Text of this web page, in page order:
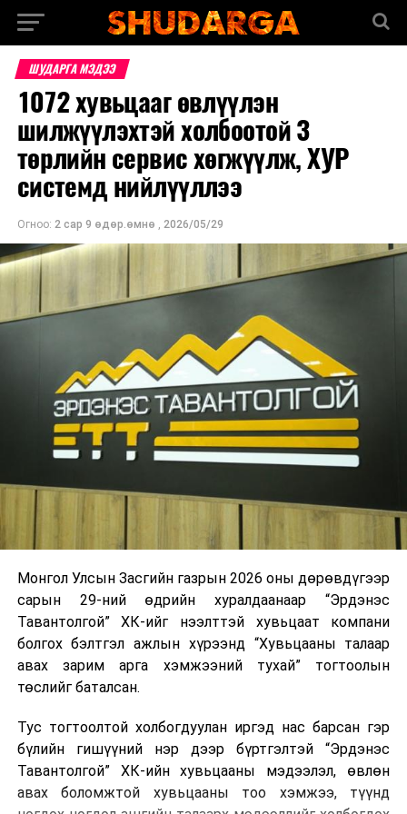
ШУДАРГА МЭДЭЭ
1072 хувьцааг өвлүүлэн
шилжүүлэхтэй холбоотой 3
төрлийн сервис хөгжүүлж, ХУР
системд нийлүүллээ
Огноо: 2 сар 9 өдөр.өмнө , 2026/05/29
Монгол Улсын Засгийн газрын 2026 оны дөрөвдүгээр
сарын 29-ний өдрийн хуралдаанаар “Эрдэнэс
Тавантолгой” ХК-ийг нээлттэй хувьцаат компани
болгох бэлтгэл ажлын хүрээнд “Хувьцааны талаар
авах зарим арга хэмжээний тухай” тогтоолын
төслийг баталсан.
Тус тогтоолтой холбогдуулан иргэд нас барсан гэр
бүлийн гишүүний нэр дээр бүртгэлтэй “Эрдэнэс
Тавантолгой” ХК-ийн хувьцааны мэдээлэл, өвлөн
авах боломжтой хувьцааны тоо хэмжээ, түүнд